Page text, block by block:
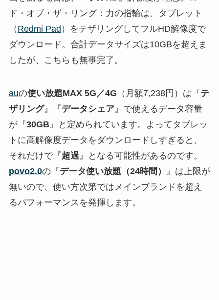
ド・オブ・ザ・リング：力の指輪は、タブレット
（ Redmi Pad ）をテザリングしてフルHD解像度で
ダウンロード。合計データサイズは10GBを超えま
したが、こちらも無事完了。
auの使い放題MAX 5G／4G （月額7,238円）は『テ
ザリング』『データシェア』で使えるデータ容量
が『30GB』と定められています。よってタブレッ
トに高解像度データをダウンロードしすぎると、
それだけで『超過 』となる可能性があるのです。
povo2.0の『データ使い放題（24時間）
』は上限が
無いので、使い方次第ではメインブランドを超え
るパフォーマンスを発揮します。